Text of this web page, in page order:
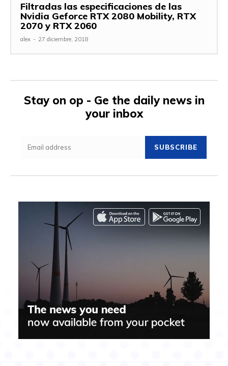
Filtradas las especificaciones de las
Nvidia Geforce RTX 2080 Mobility, RTX
2070 y RTX 2060
alex - 27 diciembre, 2018
Stay on op - Ge the daily news in
your inbox
SUBSCRIBE